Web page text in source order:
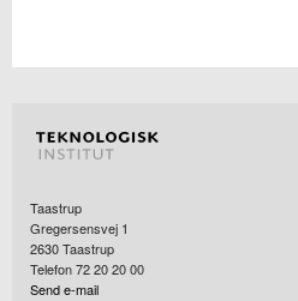
Taastrup
Gregersensvej 1
2630Taastrup
Telefon 72 20 20 00
Send e-mail